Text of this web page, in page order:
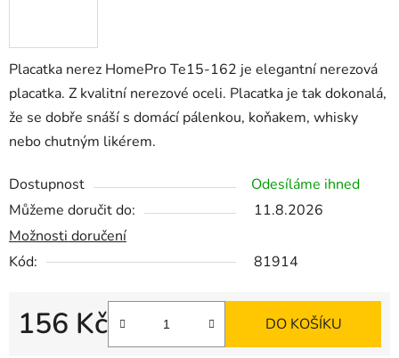
Placatka nerez HomePro Te15-162 je elegantní nerezová
placatka. Z kvalitní nerezové oceli. Placatka je tak dokonalá,
že se dobře snáší s domácí pálenkou, koňakem, whisky
nebo chutným likérem.
Dostupnost
Odesíláme ihned
Můžeme doručit do:
11.8.2026
Možnosti doručení
Kód:
81914
156 Kč DO KOŠÍKU